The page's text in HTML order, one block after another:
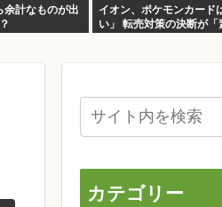
計なものが出
イオン、ポケモンカード
い」 転売対策の決断が「
カテゴリー